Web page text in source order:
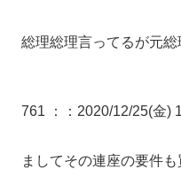
総理総理言ってるが元総
761 ： ：2020/12/25(金)
ましてその連座の要件